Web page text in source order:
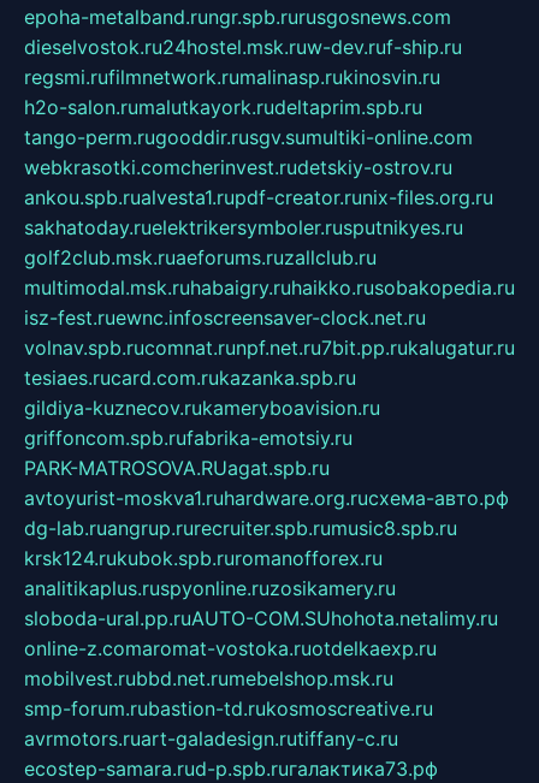
epoha-metalband.rungr.spb.rurusgosnews.com
dieselvostok.ru24hostel.msk.ruw-dev.ruf-ship.ru
regsmi.rufilmnetwork.rumalinasp.rukinosvin.ru
h2o-salon.rumalutkayork.rudeltaprim.spb.ru
tango-perm.rugooddir.rusgv.sumultiki-online.com
webkrasotki.comcherinvest.rudetskiy-ostrov.ru
ankou.spb.rualvesta1.rupdf-creator.runix-files.org.ru
sakhatoday.ruelektrikersymboler.rusputnikyes.ru
golf2club.msk.ruaeforums.ruzallclub.ru
multimodal.msk.ruhabaigry.ruhaikko.rusobakopedia.ru
isz-fest.ruewnc.infoscreensaver-clock.net.ru
volnav.spb.rucomnat.runpf.net.ru7bit.pp.rukalugatur.ru
tesiaes.rucard.com.rukazanka.spb.ru
gildiya-kuznecov.rukameryboavision.ru
griffoncom.spb.rufabrika-emotsiy.ru
PARK-MATROSOVA.RUagat.spb.ru
avtoyurist-moskva1.ruhardware.org.ruсхема-авто.рф
dg-lab.ruangrup.rurecruiter.spb.rumusic8.spb.ru
krsk124.rukubok.spb.ruromanofforex.ru
analitikaplus.ruspyonline.ruzosikamery.ru
sloboda-ural.pp.ruAUTO-COM.SUhohota.netalimy.ru
online-z.comaromat-vostoka.ruotdelkaexp.ru
mobilvest.rubbd.net.rumebelshop.msk.ru
smp-forum.rubastion-td.rukosmoscreative.ru
avrmotors.ruart-galadesign.rutiffany-c.ru
ecostep-samara.rud-p.spb.ruгалактика73.рф